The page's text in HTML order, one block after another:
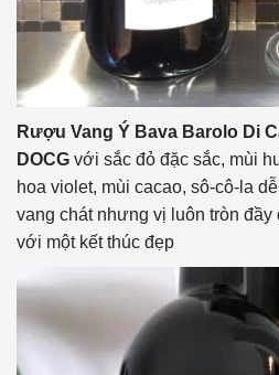
Rượu Vang Ý Bava Barolo Di
DOCG với sắc đỏ đặc sắc, mùi
hoa violet, mùi cacao, sô-cô-la
vang chát nhưng vị luôn tròn
với một kết thúc đẹp